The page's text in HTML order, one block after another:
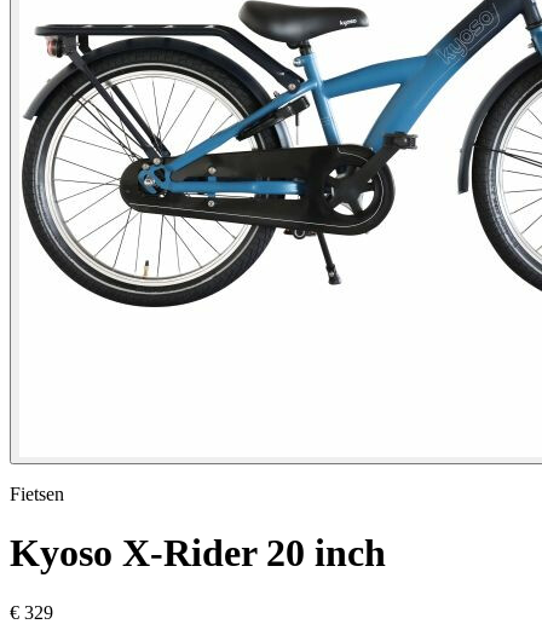
Fietsen
Kyoso X-Rider 20 inch
€ 329